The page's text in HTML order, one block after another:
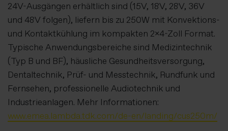
24V-Ausgängen erhältlich sind (15V, 18V, 28V, 36V
und 48V folgen), liefern bis zu 250W mit Konvektions-
und Kontaktkühlung im kompakten 2x4-Zoll Format.
Typische Anwendungsbereiche sind Medizintechnik
(Typ B und BF), häusliche Gesundheitsversorgung,
Dentaltechnik, Prüf- und Messtechnik, Rundfunk und
Fernsehen, professionelle Audiotechnik und
Industrieanlagen. Mehr Informationen:
www.emea.lambda.tdk.com/de-en/landing/cus250m/